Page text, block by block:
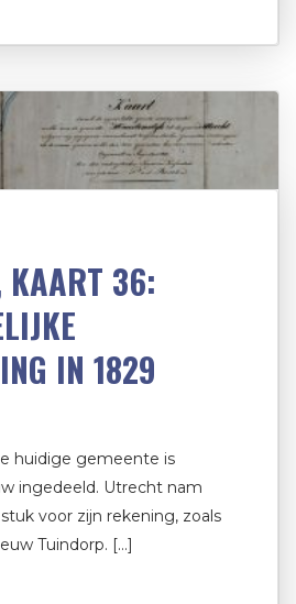
KAART 36:
IN 1829
huidige gemeente is
ingedeeld. Utrecht nam
voor zijn rekening, zoals
Tuindorp. […]